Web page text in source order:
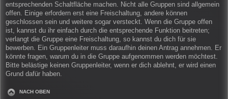
entsprechenden Schaltfläche machen. Nicht alle Gruppen sind allgemein
offen. Einige erfordern erst eine Freischaltung, andere können
geschlossen sein und weitere sogar versteckt. Wenn die Gruppe offen
ist, kannst du ihr einfach durch die entsprechende Funktion beitreten;
verlangt die Gruppe eine Freischaltung, so kannst du dich für sie
bewerben. Ein Gruppenleiter muss daraufhin deinen Antrag annehmen. Er
könnte fragen, warum du in die Gruppe aufgenommen werden möchtest.
Bitte belästige keinen Gruppenleiter, wenn er dich ablehnt, er wird einen
Grund dafür haben.
NACH OBEN